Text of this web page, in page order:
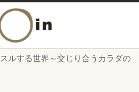
ルする世界～交じり合うカラダの